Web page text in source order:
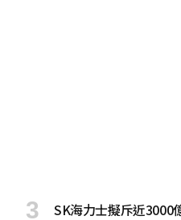
SK海力士擬斥近3000